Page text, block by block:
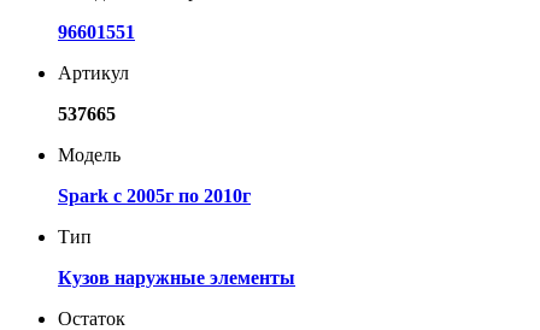
96601551
Артикул
537665
Модель
Spark с 2005г по 2010г
Тип
Кузов наружные элементы
Остаток